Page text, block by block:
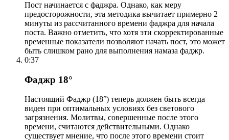
Пост начинается с фаджра. Однако, как меру
предосторожности, эта методика вычитает примерно 2
минуты из рассчитанного времени фаджра для начала
поста. Важно отметить, что хотя эти скорректированные
временные показатели позволяют начать пост, это может
быть слишком рано для выполнения намаза фаджр.
0:37
Фаджр 18°
Настоящий Фаджр (18°) теперь должен быть всегда
виден при оптимальных условиях без светового
загрязнения. Молитвы, совершенные после этого
времени, считаются действительными. Однако
существует мнение, что после этого времени стоит